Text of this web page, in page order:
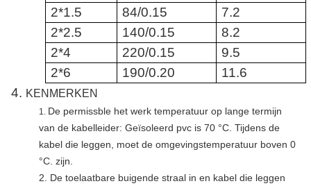
2*1.5
84/0.15
7.2
2*2.5
140/0.15
8.2
2*4
220/0.15
9.5
2*6
190/0.20
11.6
4. KENMERKEN
1. De permissble het werk temperatuur op lange termijn
van de kabelleider: Geïsoleerd pvc is 70 °C. Tijdens de
kabel die leggen, moet de omgevingstemperatuur boven 0
°C. zijn.
2. De toelaatbare buigende straal in en kabel die leggen